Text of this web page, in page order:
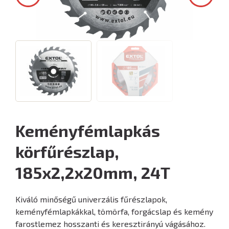
Keményfémlapkás
körfűrészlap,
185x2,2x20mm, 24T
Kiváló minőségű univerzális fűrészlapok,
keményfémlapkákkal, tömörfa, forgácslap és kemény
farostlemez hosszanti és keresztirányú vágásához.